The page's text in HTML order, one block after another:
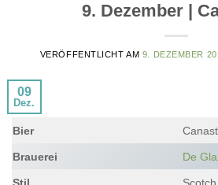
9. Dezember |
VERÖFFENTLICHT AM 9. DEZEMBER
09
Dez.
Bier
Brauerei De
Stil Scotch